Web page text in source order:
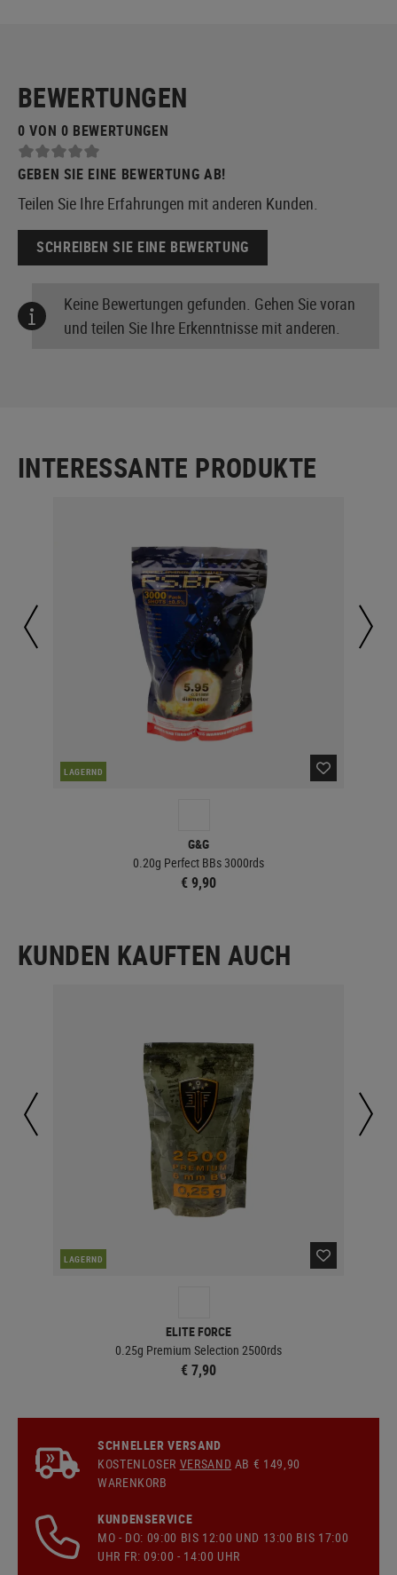
BEWERTUNGEN
0 VON 0 BEWERTUNGEN
GEBEN SIE EINE BEWERTUNG AB!
Teilen Sie Ihre Erfahrungen mit anderen Kunden.
SCHREIBEN SIE EINE BEWERTUNG
Keine Bewertungen gefunden. Gehen Sie voran
und teilen Sie Ihre Erkenntnisse mit anderen.
INTERESSANTE PRODUKTE
LAGERND
G&G
0.20g Perfect BBs 3000rds
€ 9,90
KUNDEN KAUFTEN AUCH
LAGERND
ELITE FORCE
0.25g Premium Selection 2500rds
€ 7,90
SCHNELLER VERSAND
KOSTENLOSER VERSAND AB € 149,90
WARENKORB
KUNDENSERVICE
MO - DO: 09:00 BIS 12:00 UND 13:00 BIS 17:00
UHR FR: 09:00 - 14:00 UHR